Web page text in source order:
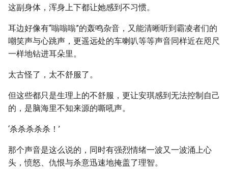
这副身体，浑身上下都让她感到不习惯。
耳边好像有“嗡嗡嗡”的轰鸣杂音，又能清晰听到霸凌者们的
嘲笑声与心跳声，更遥远处的车喇叭等等声音同样近在咫尺
一样地钻进耳朵里。
太古怪了，太不舒服了。
但这些都只是生理上的不舒服，更让安琪感到无法控制自己
的，是脑海里不知来源的嘶吼声。
‘杀杀杀杀杀！’
那个声音是这么说的，同时有强烈情绪一波又一波涌上心
头，愤怒、仇恨与杀意迅速地掩盖了理智。